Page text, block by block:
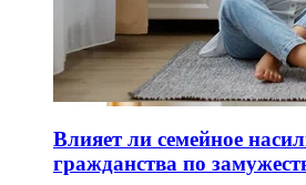
Влияет ли семейное
гражданства по